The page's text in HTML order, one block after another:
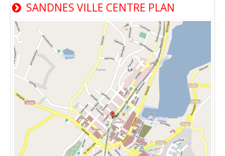
SANDNES VILLE CENTRE PLAN